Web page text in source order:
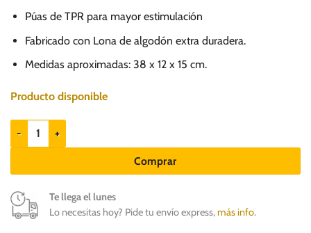
Púas de TPR para mayor estimulación
Fabricado con Lona de algodón extra duradera.
Medidas aproximadas: 38 x 12 x 15 cm.
Producto disponible
GIGwi Duraspikes Ardilla - Juguete para perros cantidad
Comprar
Te llega el lunes
Lo necesitas hoy? Pide tu envío express,más info.